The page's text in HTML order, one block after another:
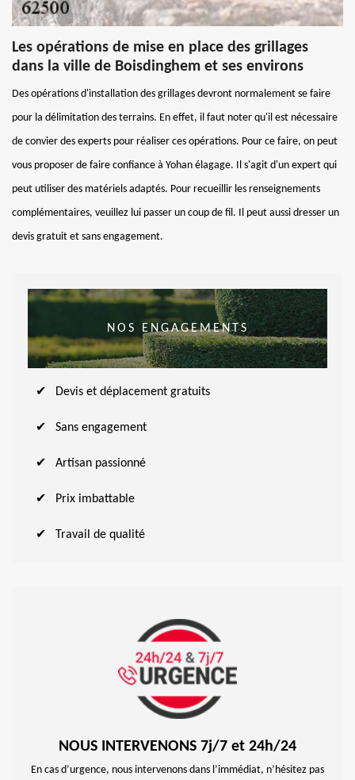
Les opérations de mise en place des grillages
dans la ville de Boisdinghem et ses environs
Des opérations d'installation des grillages devront normalement se faire
pour la délimitation des terrains. En effet, il faut noter qu'il est nécessaire
de convier des experts pour réaliser ces opérations. Pour ce faire, on peut
vous proposer de faire confiance à Yohan élagage. Il s'agit d'un expert qui
peut utiliser des matériels adaptés. Pour recueillir les renseignements
complémentaires, veuillez lui passer un coup de fil. Il peut aussi dresser un
devis gratuit et sans engagement.
NOS ENGAGEMENTS
Devis et déplacement gratuits
Sans engagement
Artisan passionné
Prix imbattable
Travail de qualité
NOUS INTERVENONS 7j/7 et 24h/24
En cas d’urgence, nous intervenons dans l’immédiat, n’hésitez pas